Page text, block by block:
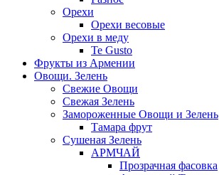
Орехи
Орехи весовые
Орехи в меду
Te Gusto
Фрукты из Армении
Овощи. Зелень
Свежие Овощи
Свежая Зелень
Замороженные Овощи и Зелень
Тамара фрут
Сушеная Зелень
АРМЧАЙ
Прозрачная фасовка